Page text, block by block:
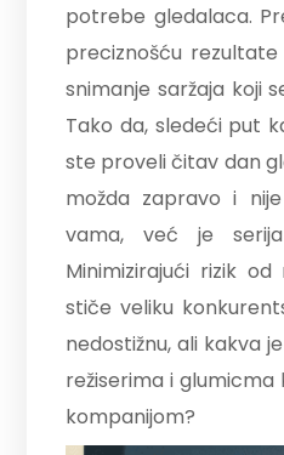
potrebe gledalaca.
preciznošću
snimanje saržaja koji
Tako da, sledeći put
ste proveli čitav dan
možda zapravo i
vama, već je serija
Minimizirajući rizik
stiče veliku
nedostižnu, ali kakva
režiserima i glumicma
kompanijom?